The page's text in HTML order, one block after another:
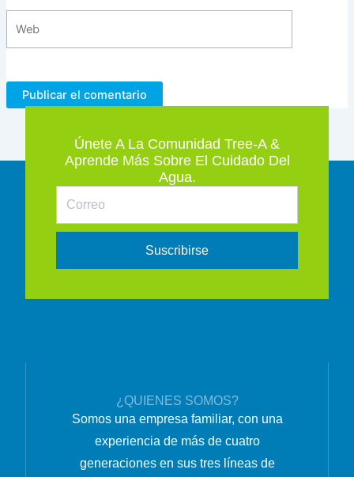
Únete A La Comunidad Tree-A &
Aprende Más Sobre El Cuidado Del
Agua.
Suscribirse
¿QUIENES SOMOS?
Somos una empresa familiar, con una
experiencia de más de cuatro
generaciones en sus tres líneas de